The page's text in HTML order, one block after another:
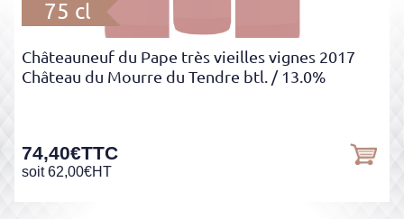
75 cl
Châteauneuf du Pape très vieilles vignes 2017
Château du Mourre du Tendre btl.
/ 13.0%
74,40€TTC
soit 62,00€HT